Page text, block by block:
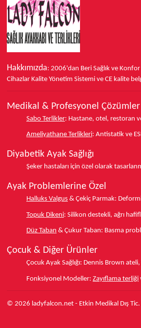
Hakkımızda: 2006'dan Beri Sağlık ve Konfor
Cihazlar Kalite Yönetim Sistemi ve CE kalite
Medikal & Profesyonel Çözümler
Sabo Terlikler: Hastane, otel, restoran
Ameliyathane Terlikleri: Antistatik ve
Diyabetik Ayak Sağlığı
Şeker hastaları için özel olarak
Ayak Problemlerine Özel
Halluks Valgus & Çekiç Parmak:
Topuk Dikeni: Silikon destekli, ağrı
Düz Taban & Çukur Taban: Basma
Çocuk & Diğer Ürünler
Çocuk Ayak Sağlığı: Dennis Brown ateli,
Fonksiyonel Modeller: Zayıflama terliği
© 2026 ladyfalcon.net - Etkin Medikal Dış Tic.